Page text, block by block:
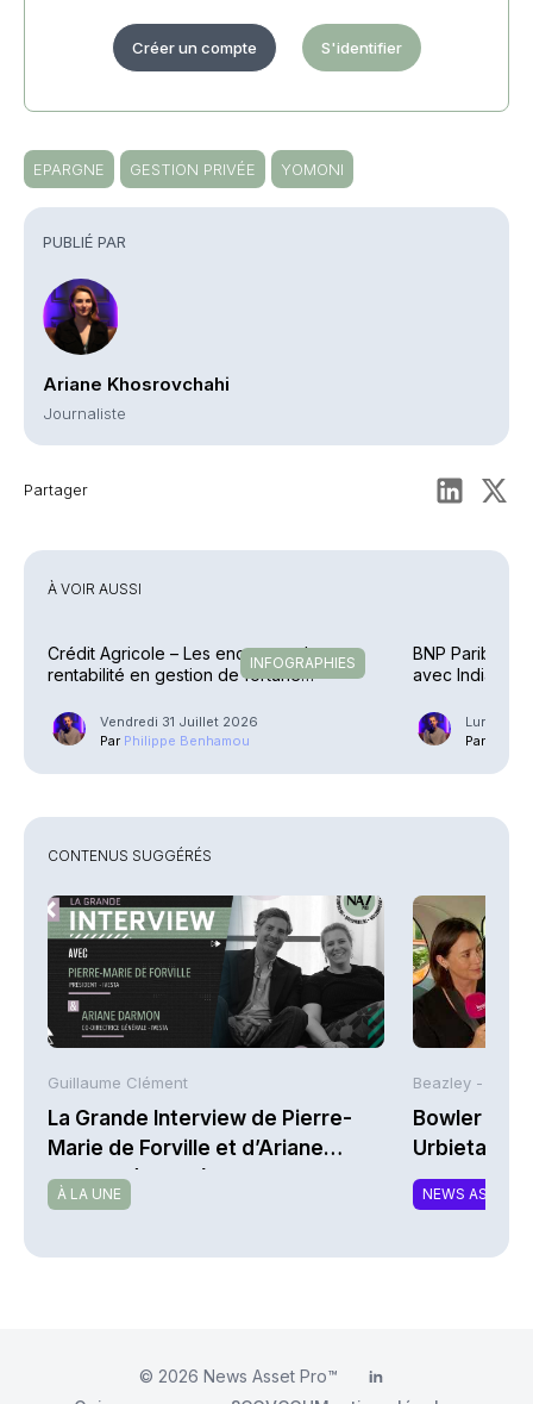
PUBLIÉ PAR
Ariane Khosrovchahi
Journaliste
Partager
Créer un compte S'identifier
EPARGNE GESTION PRIVÉE YOMONI
À VOIR AUSSI
INFOGRAPHIES
Crédit Agricole – Les encours et la
rentabilité en gestion de fortune
Vendredi 31 Juillet 2026
Par Philippe Benhamou
BNP Paribas
avec IndiaFirst
Lundi 27
Par
CONTENUS SUGGÉRÉS
Guillaume Clément
La Grande Interview de Pierre-
Marie de Forville et d’Ariane
Darmon (Ivesta)
À LA UNE
Beazley -
Bowler
Urbieta |
NEWS
© 2026 News Asset Pro™ LinkedIn